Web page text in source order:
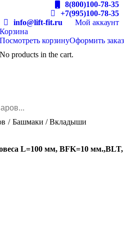
8(800)100-78-35
+7(995)100-78-35
info@lift-fit.ru
Мой аккаунт
Корзина
Посмотреть корзинуОформить заказ
No products in the cart.
Башмаки / Вкладыши
L=100 мм, BFK=10 мм.,BLT,